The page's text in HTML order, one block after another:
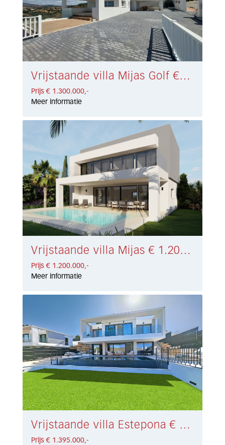
Vrijstaande villa Mijas Golf € 1.300.000,-
Prijs € 1.300.000,-
Meer informatie
Vrijstaande villa Mijas € 1.200.000,-
Prijs € 1.200.000,-
Meer informatie
Vrijstaande villa Estepona € 1.395.000,-
Prijs € 1.395.000,-